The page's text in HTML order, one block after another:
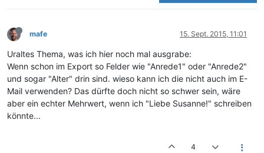
mafe 15. Sept. 2015, 11:01
Uraltes Thema, was ich hier noch mal ausgrabe:
Wenn schon im Export so Felder wie "Anrede1" oder "Anrede2"
und sogar "Alter" drin sind. wieso kann ich die nicht auch im E-
Mail verwenden? Das dürfte doch nicht so schwer sein, wäre
aber ein echter Mehrwert, wenn ich "Liebe Susanne!" schreiben
könnte...
4